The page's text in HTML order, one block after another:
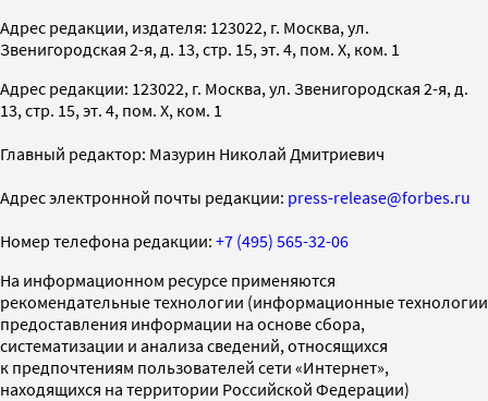
Адрес редакции, издателя: 123022, г. Москва, ул.
Звенигородская 2-я, д. 13, стр. 15, эт. 4, пом. X, ком. 1
Адрес редакции: 123022, г. Москва, ул. Звенигородская 2-я, д.
13, стр. 15, эт. 4, пом. X, ком. 1
Главный редактор: Мазурин Николай Дмитриевич
Адрес электронной почты редакции: press-release@forbes.ru
Номер телефона редакции: +7 (495) 565-32-06
На информационном ресурсе применяются
рекомендательные технологии (информационные технологии
предоставления информации на основе сбора,
систематизации и анализа сведений, относящихся
к предпочтениям пользователей сети «Интернет»,
находящихся на территории Российской Федерации)